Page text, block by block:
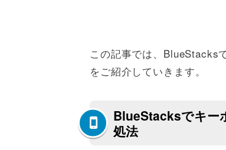
この記事では、BlueStacks
をご紹介していきます。
BlueStacksでキー
処法